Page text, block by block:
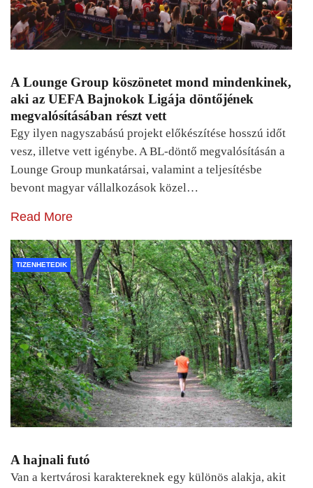
A Lounge Group köszönetet mond mindenkinek,
aki az UEFA Bajnokok Ligája döntőjének
megvalósításában részt vett
Egy ilyen nagyszabású projekt előkészítése hosszú időt
vesz, illetve vett igénybe. A BL-döntő megvalósításán a
Lounge Group munkatársai, valamint a teljesítésbe
bevont magyar vállalkozások közel…
Read More
TIZENHETEDIK
A hajnali futó
Van a kertvárosi karaktereknek egy különös alakja, akit